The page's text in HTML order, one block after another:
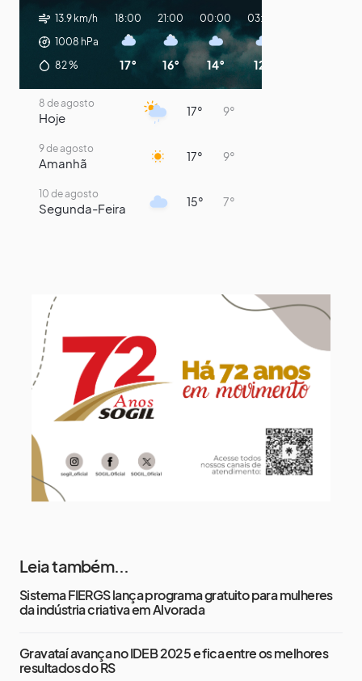
13.9 km/h
1008 hPa
82%
18:00
17°
21:00
16°
00:00
14°
03:00
12°
8 de agosto
Hoje 17° 9°
9 de agosto
Amanhã 17° 9°
10 de agosto
Segunda-Feira 15° 7°
Quarta-Feira 12°
13 de agosto
Quinta-Feira
14 de agosto
Sexta-Feira 19° 14°
Leia também...
Sistema FIERGS lança programa gratuito para mulheres
da indústria criativa em Alvorada
Gravataí avança no IDEB 2025 e fica entre os melhores
resultados do RS